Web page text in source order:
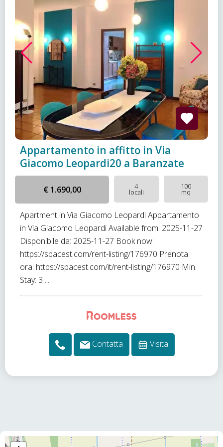
Appartamento in affitto in Via
Giacomo Leopardi20 a Baranzate
€ 1.690,00 4
locali
100
mq
Apartment in Via Giacomo Leopardi Appartamento
in Via Giacomo Leopardi Available from: 2025-11-27
Disponibile da: 2025-11-27 Book now:
https://spacest.com/rent-listing/176970 Prenota
ora: https://spacest.com/it/rent-listing/176970 Min.
Stay: 3 ...
Contatta Visita